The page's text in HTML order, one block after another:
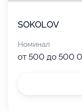
SOKOLOV
Номинал
от 500 до 500